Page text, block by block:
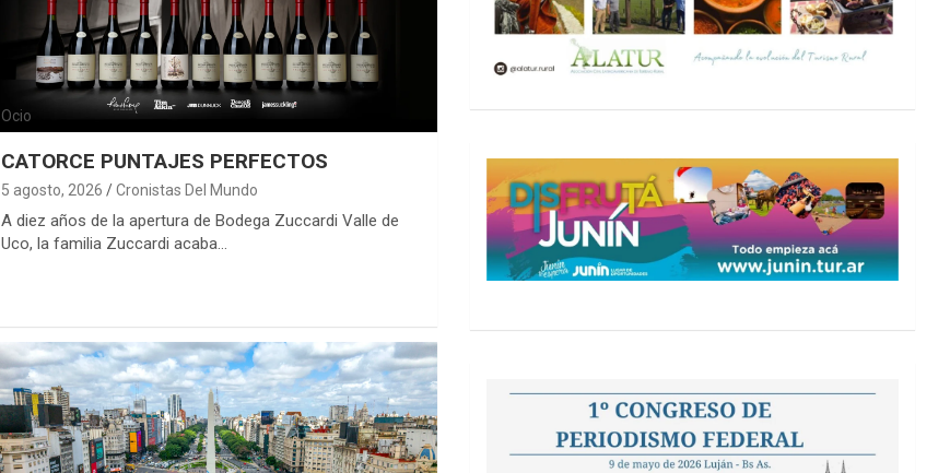
Ocio
CATORCE PUNTAJES PERFECTOS
5 agosto, 2026 Cronistas Del Mundo
A diez años de la apertura de Bodega Zuccardi Valle de
Uco, la familia Zuccardi acaba…